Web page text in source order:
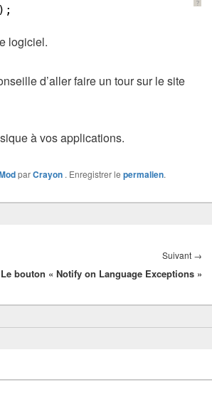
?
logiciel.
d’aller faire un tour sur le site
à vos applications.
parCrayon . Enregistrer le permalien.
Suivant →
Le bouton « Notify on Language Exceptions »